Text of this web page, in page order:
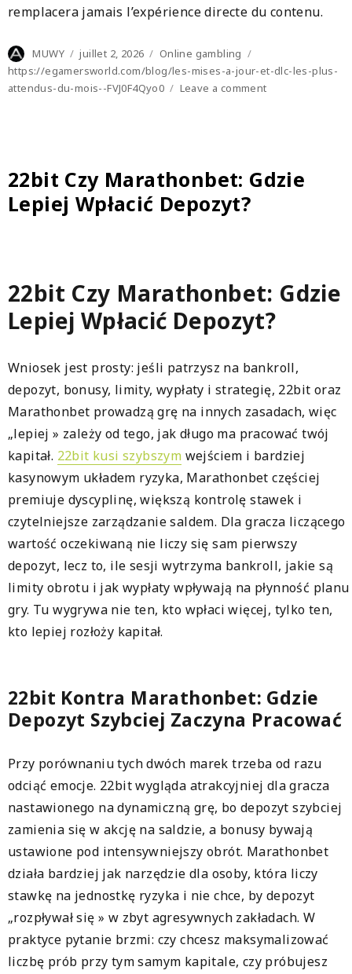
remplacera jamais l’expérience directe du contenu.
Author
MUWY
Posted
on
juillet 2, 2026 Categories
Online gambling
https://egamersworld.com/blog/les-mises-a-jour-et-dlc-les-plus-
attendus-du-mois--FVJ0F4Qyo0
Leave a comment
et
DLC
attendu
au
plus
22bit Czy Marathonbet: Gdzie
Lepiej Wpłacić Depozyt?
22bit Czy Marathonbet: Gdzie
Lepiej Wpłacić Depozyt?
Wniosek jest prosty: jeśli patrzysz na bankroll,
depozyt, bonusy, limity, wypłaty i strategię, 22bit oraz
Marathonbet prowadzą grę na innych zasadach, więc
„lepiej » zależy od tego, jak długo ma pracować twój
kapitał. 22bit kusi szybszym wejściem i bardziej
kasynowym układem ryzyka, Marathonbet częściej
premiuje dyscyplinę, większą kontrolę stawek i
czytelniejsze zarządzanie saldem. Dla gracza liczącego
wartość oczekiwaną nie liczy się sam pierwszy
depozyt, lecz to, ile sesji wytrzyma bankroll, jakie są
limity obrotu i jak wypłaty wpływają na płynność planu
gry. Tu wygrywa nie ten, kto wpłaci więcej, tylko ten,
kto lepiej rozłoży kapitał.
22bit Kontra Marathonbet: Gdzie
Depozyt Szybciej Zaczyna Pracować
Przy porównaniu tych dwóch marek trzeba od razu
odciąć emocje. 22bit wygląda atrakcyjniej dla gracza
nastawionego na dynamiczną grę, bo depozyt szybciej
zamienia się w akcję na saldzie, a bonusy bywają
ustawione pod intensywniejszy obrót. Marathonbet
działa bardziej jak narzędzie dla osoby, która liczy
stawkę na jednostkę ryzyka i nie chce, by depozyt
„rozpływał się » w zbyt agresywnych zakładach. W
praktyce pytanie brzmi: czy chcesz maksymalizować
liczbę prób przy tym samym kapitale, czy próbujesz